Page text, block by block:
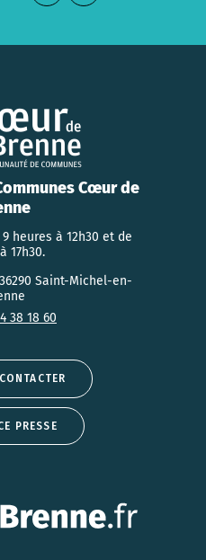
Cœur de
heures à 12h30 et de
17h30.
Saint-Michel-en-
38 18 60
PRESSE